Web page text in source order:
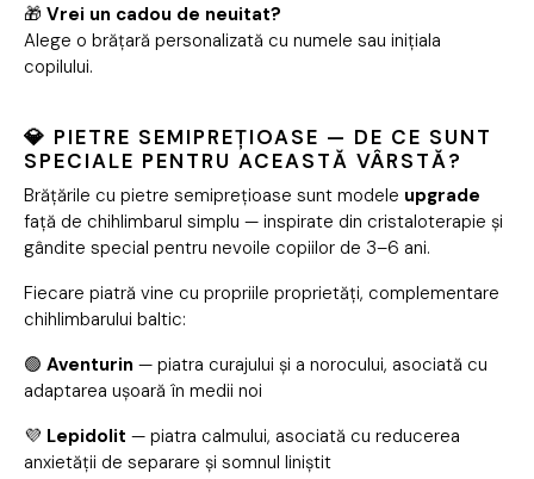
🎁 Vrei un cadou de neuitat?
Alege o brățară personalizată cu numele sau inițiala
copilului.
💎 PIETRE SEMIPREȚIOASE — DE CE SUNT
SPECIALE PENTRU ACEASTĂ VÂRSTĂ?
Brățările cu pietre semiprețioase sunt modele upgrade
față de chihlimbarul simplu — inspirate din cristaloterapie și
gândite special pentru nevoile copiilor de 3–6 ani.
Fiecare piatră vine cu propriile proprietăți, complementare
chihlimbarului baltic:
🟢 Aventurin — piatra curajului și a norocului, asociată cu
adaptarea ușoară în medii noi
💜 Lepidolit — piatra calmului, asociată cu reducerea
anxietății de separare și somnul liniștit